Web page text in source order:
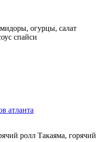
огурцы, салат
спайси
ролл Такаяма, горячий